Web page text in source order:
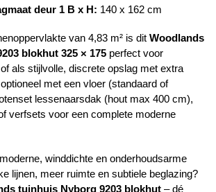
deur 1 B x H: 140 x 162 cm
van 4,83 m² is dit Woodlands
blokhut 325 × 175 perfect voor
als stijlvolle, discrete opslag met extra
met een vloer (standaard of
lessenaarsdak (hout max 400 cm),
verfsets voor een complete moderne
winddichte en onderhoudsarme
lijnen, meer ruimte en subtiele beglazing?
tuinhuis Nyborg 9203 blokhut – dé